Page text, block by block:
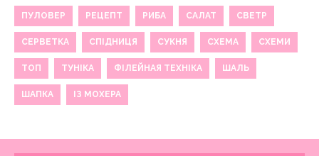
ПУЛОВЕР РЕЦЕПТ РИБА САЛАТ СВЕТР
СЕРВЕТКА СПІДНИЦЯ СУКНЯ СХЕМА СХЕМИ
ТОП ТУНІКА ФІЛЕЙНАЯ ТЕХНІКА ШАЛЬ
ШАПКА ІЗ МОХЕРА